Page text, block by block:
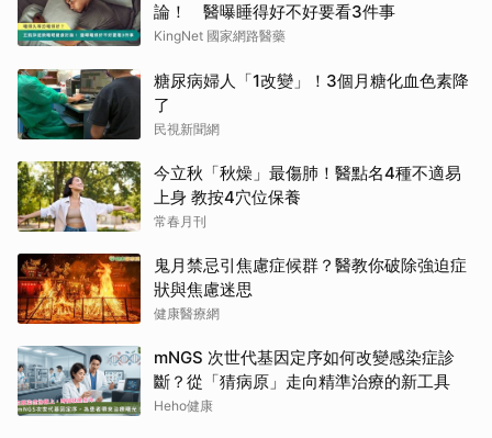
論！ 醫曝睡得好不好要看3件事
KingNet 國家網路醫藥
糖尿病婦人「1改變」！3個月糖化血色素降
了
民視新聞網
今立秋「秋燥」最傷肺！醫點名4種不適易
上身 教按4穴位保養
常春月刊
鬼月禁忌引焦慮症候群？醫教你破除強迫症
狀與焦慮迷思
健康醫療網
mNGS 次世代基因定序如何改變感染症診
斷？從「猜病原」走向精準治療的新工具
Heho健康